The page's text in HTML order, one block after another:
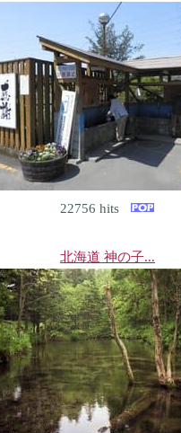
22756 hits
北海道 神の子...